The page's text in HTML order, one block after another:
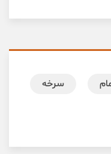
سرخه